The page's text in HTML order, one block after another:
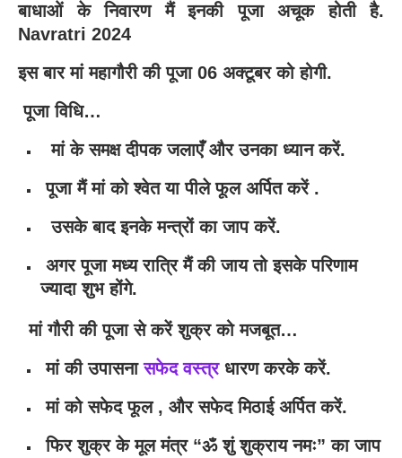
बाधाओं के निवारण मैं इनकी पूजा अचूक होती है.
Navratri 2024
इस बार मां महागौरी की पूजा 06 अक्टूबर को होगी.
पूजा विधि…
मां के समक्ष दीपक जलाएँ और उनका ध्यान करें.
पूजा मैं मां को श्वेत या पीले फूल अर्पित करें .
उसके बाद इनके मन्त्रों का जाप करें.
अगर पूजा मध्य रात्रि मैं की जाय तो इसके परिणाम
ज्यादा शुभ होंगे.
मां गौरी की पूजा से करें शुक्र को मजबूत…
मां की उपासनासफेद वस्त्रधारण करके करें.
मां को सफेद फूल , और सफेद मिठाई अर्पित करें.
फिर शुक्र के मूल मंत्र “ॐ शुं शुक्राय नमः” का जाप